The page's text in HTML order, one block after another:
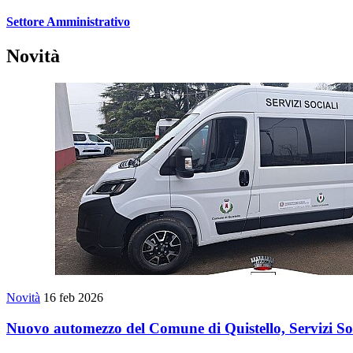
Settore Amministrativo
Novità
Novità 16 feb 2026
Nuovo automezzo del Comune di Quistello, Servizi